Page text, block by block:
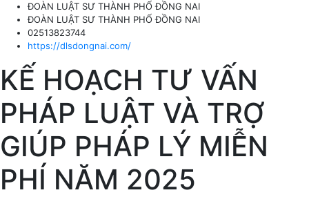
ĐOÀN LUẬT SƯ THÀNH PHỐ ĐỒNG NAI
ĐOÀN LUẬT SƯ THÀNH PHỐ ĐỒNG NAI
02513823744
https://dlsdongnai.com/
KẾ HOẠCH TƯ VẤN
PHÁP LUẬT VÀ TRỢ
GIÚP PHÁP LÝ MIỄN
PHÍ NĂM 2025